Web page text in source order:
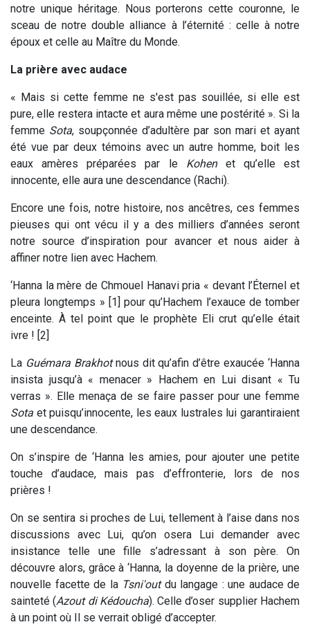
notre unique héritage. Nous porterons cette couronne, le
sceau de notre double alliance à l’éternité : celle à notre
époux et celle au Maître du Monde.
La prière avec audace
« Mais si cette femme ne s'est pas souillée, si elle est
pure, elle restera intacte et aura même une postérité ». Si la
femme Sota, soupçonnée d’adultère par son mari et ayant
été vue par deux témoins avec un autre homme, boit les
eaux amères préparées par le Kohenet qu’elle est
innocente, elle aura une descendance (Rachi).
Encore une fois, notre histoire, nos ancêtres, ces femmes
pieuses qui ont vécu il y a des milliers d’années seront
notre source d’inspiration pour avancer et nous aider à
affiner notre lien avec Hachem.
‘Hanna la mère de Chmouel Hanavi pria « devant l’Éternel et
pleura longtemps » [1] pour qu’Hachem l’exauce de tomber
enceinte. À tel point que le prophète Eli crut qu’elle était
ivre ! [2]
La Guémara Brakhotnous dit qu’afin d’être exaucée ‘Hanna
insista jusqu’à « menacer » Hachem en Lui disant « Tu
verras ». Elle menaça de se faire passer pour une femme
Sota et puisqu’innocente, les eaux lustrales lui garantiraient
une descendance.
On s’inspire de ‘Hanna les amies, pour ajouter une petite
touche d’audace, mais pas d’effronterie, lors de nos
prières !
On se sentira si proches de Lui, tellement à l’aise dans nos
discussions avec Lui, qu’on osera Lui demander avec
insistance telle une fille s’adressant à son père. On
découvre alors, grâce à ‘Hanna, la doyenne de la prière, une
nouvelle facette de la Tsni'outdu langage : une audace de
sainteté (Azout di Kédoucha). Celle d’oser supplier Hachem
à un point où Il se verrait obligé d’accepter.